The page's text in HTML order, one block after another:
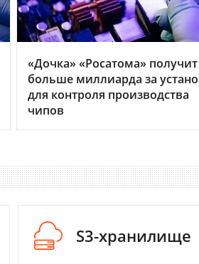
«Дочка» «Росатома» получит
больше миллиарда за
для контроля производства
чипов
S3-хранилище